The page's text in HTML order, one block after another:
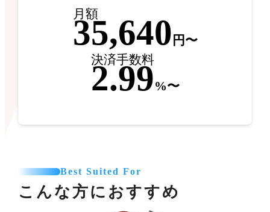
月額
35,640 円〜
決済手数料
2.99%〜
Best Suited For
こんな方におすすめ